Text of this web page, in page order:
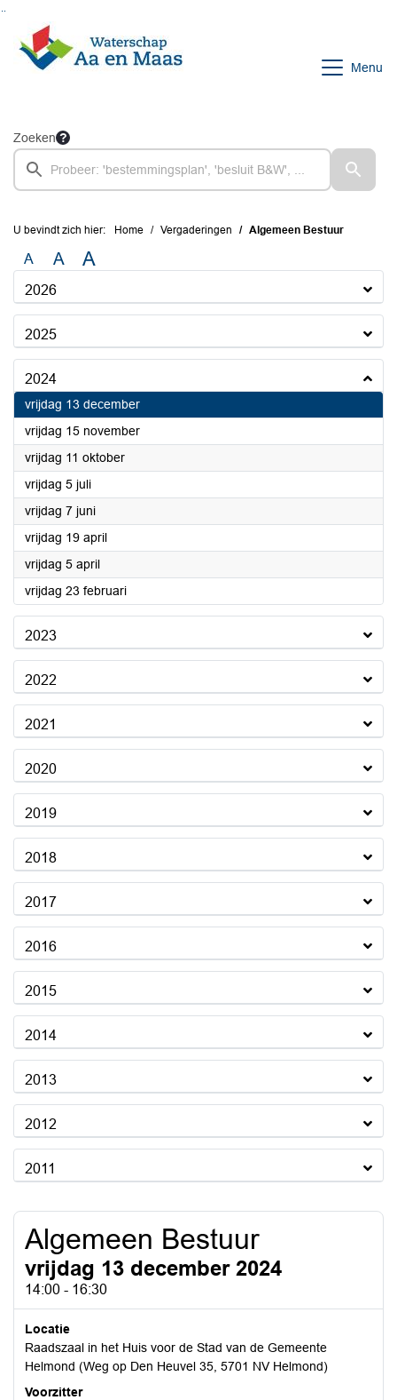
Ga naar de inhoud van deze pagina
Ga naar het zoeken
Ga naar het menu
Menu
Zoeken
U bevindt zich hier: Home Vergaderingen Algemeen Bestuur
A A A
2026
2025
2024
vrijdag 13 december2024
vrijdag 15 november2024
vrijdag 11 oktober2024
vrijdag 5 juli2024
vrijdag 7 juni2024
vrijdag 19 april2024
vrijdag 5 april2024
vrijdag 23 februari2024
2023
2022
2021
2020
2019
2018
2017
2016
2015
2014
2013
2012
2011
Algemeen Bestuur
vrijdag 13 december 2024
14:00 - 16:30
Locatie
Raadszaal in het Huis voor de Stad van de Gemeente
Helmond (Weg op Den Heuvel 35, 5701 NV Helmond)
Voorzitter